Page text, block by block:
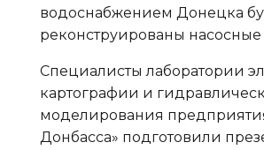
водоснабжением Донецка
реконструированы насосные
Специалисты лаборатории
картографии и
моделирования
Донбасса» подготовили